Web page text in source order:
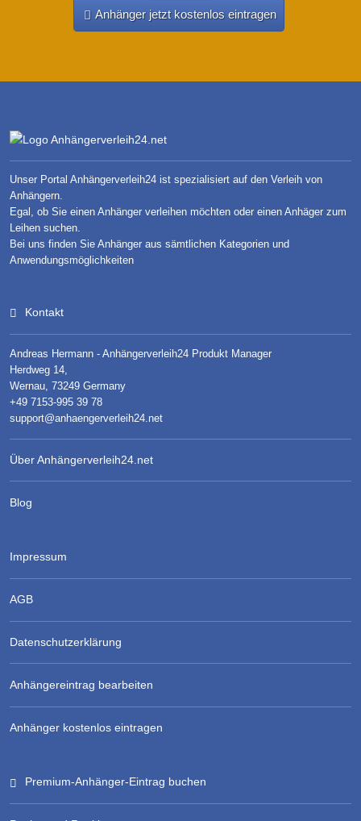
Anhänger jetzt kostenlos eintragen
Unser Portal Anhängerverleih24 ist spezialisiert auf den Verleih von
Anhängern.
Egal, ob Sie einen Anhänger verleihen möchten oder einen Anhäger zum
Leihen suchen.
Bei uns finden Sie Anhänger aus sämtlichen Kategorien und
Anwendungsmöglichkeiten
Kontakt
Andreas Hermann - Anhängerverleih24 Produkt Manager
Herdweg 14,
Wernau, 73249 Germany
+49 7153-995 39 78
support@anhaengerverleih24.net
Über Anhängerverleih24.net
Blog
Impressum
AGB
Datenschutzerklärung
Anhängereintrag bearbeiten
Anhänger kostenlos eintragen
Premium-Anhänger-Eintrag buchen